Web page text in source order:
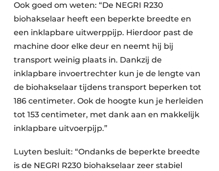
Ook goed om weten: “De NEGRI R230
biohakselaar heeft een beperkte breedte en
een inklapbare uitwerppijp. Hierdoor past de
machine door elke deur en neemt hij bij
transport weinig plaats in. Dankzij de
inklapbare invoertrechter kun je de lengte van
de biohakselaar tijdens transport beperken tot
186 centimeter. Ook de hoogte kun je herleiden
tot 153 centimeter, met dank aan en makkelijk
inklapbare uitvoerpijp.”
Luyten besluit: “Ondanks de beperkte breedte
is de NEGRI R230 biohakselaar zeer stabiel